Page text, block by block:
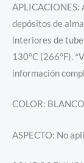
APLICACIONES:
depósitos de
interiores de
130°C (266°F).
información
COLOR: BLANCO
ASPECTO: No